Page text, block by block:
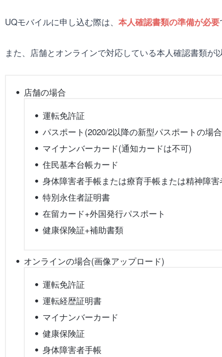
UQモバイルに申し込む際は、 本人確認書類の準備が必要
また、店舗とオンラインで対応している本人確認書類が
店舗の場合
運転免許証
パスポート(2020/2以降の新型パスポートの場
マイナンバーカード(通知カードは不可)
住民基本台帳カード
身体障害者手帳または療育手帳または精神障
特別永住者証明書
在留カード+外国発行パスポート
健康保険証+補助書類
オンラインの場合(画像アップロード)
運転免許証
運転経歴証明書
マイナンバーカード
健康保険証
身体障害者手帳